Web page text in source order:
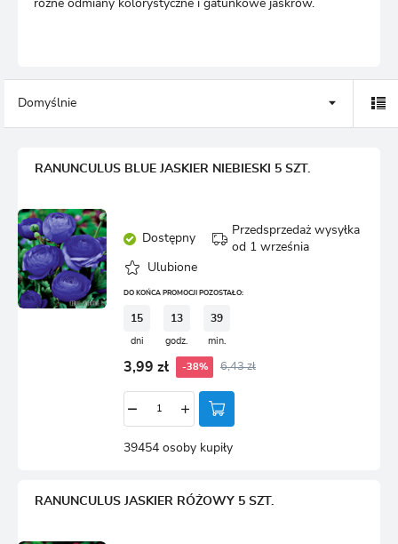
różne odmiany kolorystyczne i gatunkowe jaskrów.
Domyślnie
RANUNCULUS BLUE JASKIER NIEBIESKI 5 SZT.
Dostępny
Przedsprzedaż wysyłka
od 1 września
Ulubione
DO KOŃCA PROMOCJI POZOSTAŁO:
15
dni
13
godz.
39
min.
3,99 zł -38% 6,43 zł
39454 osoby kupiły
RANUNCULUS JASKIER RÓŻOWY 5 SZT.